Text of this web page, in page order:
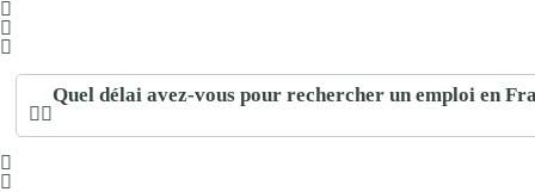
Quel délai avez-vous pour rechercher un emploi en